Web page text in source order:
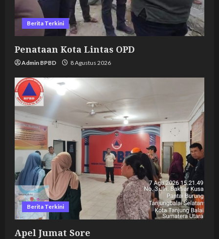
Berita Terkini
Penataan Kota Lintas OPD
Admin BPBD 8 Agustus 2026
Berita Terkini
Apel Jumat Sore